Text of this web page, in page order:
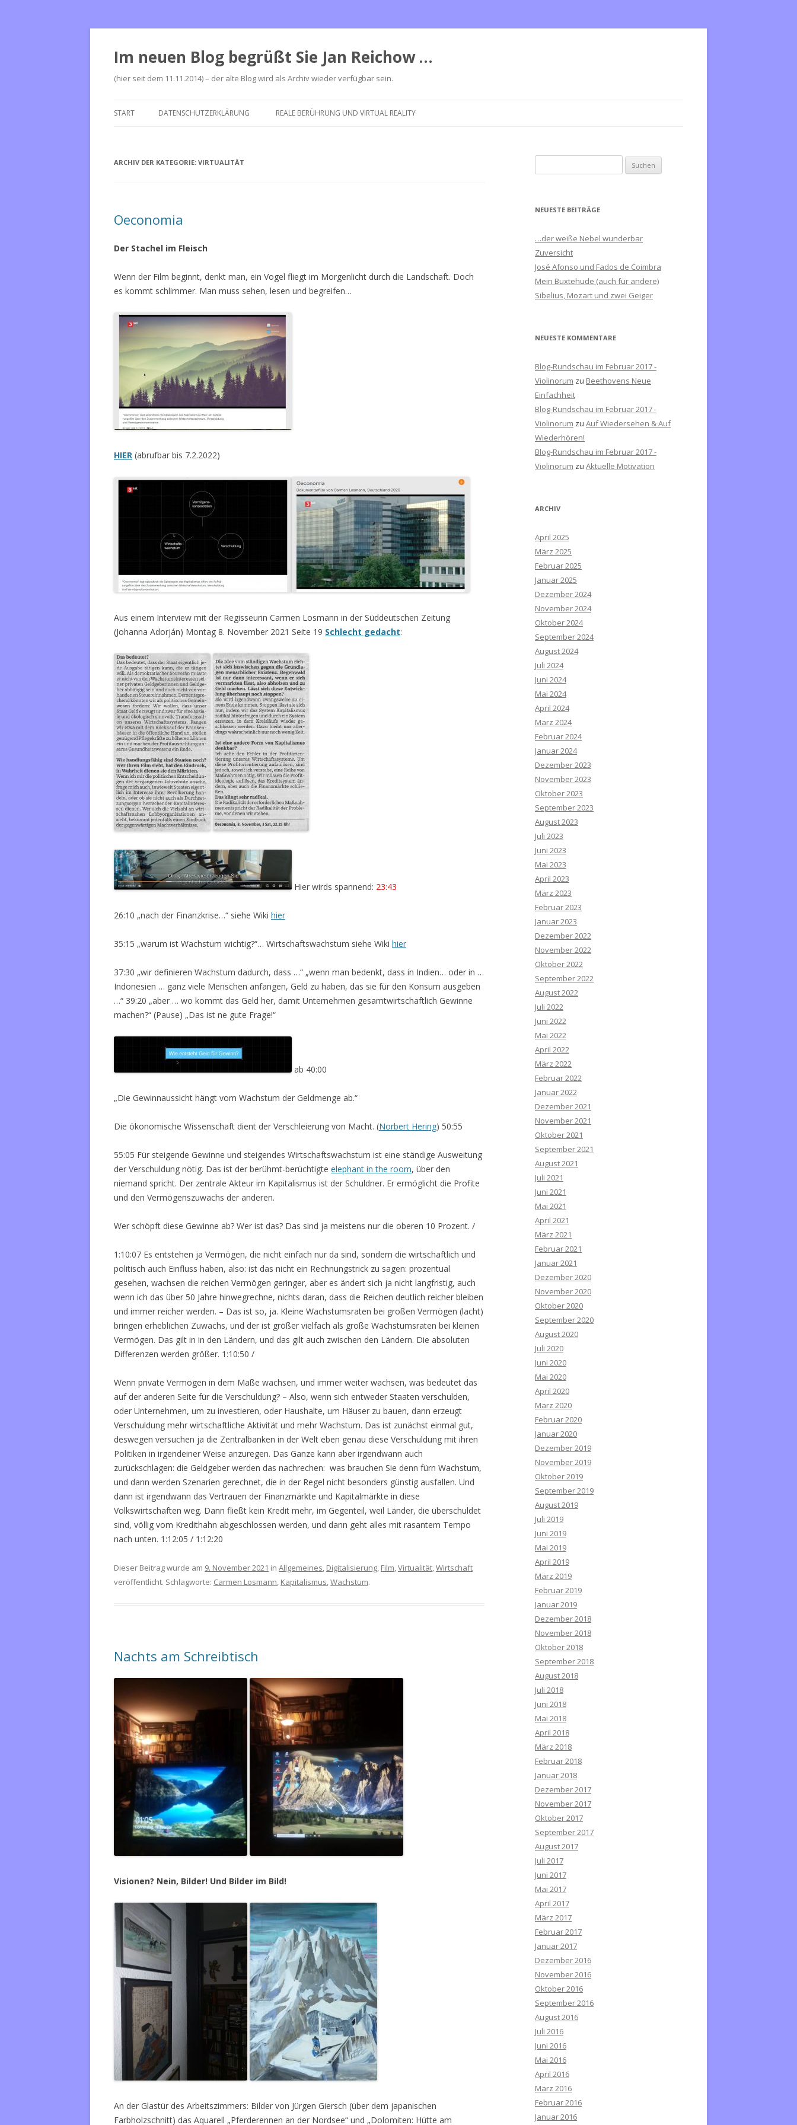
Im neuen Blog begrüßt Sie Jan Reichow …
(hier seit dem 11.11.2014) – der alte Blog wird als Archiv wieder verfügbar sein.
Inhalt
START DATENSCHUTZERKLÄRUNG REALE BERÜHRUNG UND VIRTUAL REALITY
ARCHIV DER KATEGORIE: VIRTUALITÄT
Oeconomia
Der Stachel im Fleisch
Wenn der Film beginnt, denkt man, ein Vogel fliegt im Morgenlicht durch die Landschaft. Doch
es kommt schlimmer. Man muss sehen, lesen und begreifen…
HIER (abrufbar bis 7.2.2022)
Aus einem Interview mit der Regisseurin Carmen Losmann in der Süddeutschen Zeitung
(Johanna Adorján) Montag 8. November 2021 Seite 19 Schlecht gedacht:
Hier wirds spannend: 23:43
26:10 „nach der Finanzkrise…“ siehe Wiki hier
35:15 „warum ist Wachstum wichtig?“… Wirtschaftswachstum siehe Wiki hier
37:30 „wir definieren Wachstum dadurch, dass …“ „wenn man bedenkt, dass in Indien… oder in …
Indonesien … ganz viele Menschen anfangen, Geld zu haben, das sie für den Konsum ausgeben
…“ 39:20 „aber … wo kommt das Geld her, damit Unternehmen gesamtwirtschaftlich Gewinne
machen?“ (Pause) „Das ist ne gute Frage!“
ab 40:00
„Die Gewinnaussicht hängt vom Wachstum der Geldmenge ab.“
Die ökonomische Wissenschaft dient der Verschleierung von Macht. (Norbert Hering) 50:55
55:05 Für steigende Gewinne und steigendes Wirtschaftswachstum ist eine ständige Ausweitung
der Verschuldung nötig. Das ist der berühmt-berüchtigte elephant in the room, über den
niemand spricht. Der zentrale Akteur im Kapitalismus ist der Schuldner. Er ermöglicht die Profite
und den Vermögenszuwachs der anderen.
Wer schöpft diese Gewinne ab? Wer ist das? Das sind ja meistens nur die oberen 10 Prozent. /
1:10:07 Es entstehen ja Vermögen, die nicht einfach nur da sind, sondern die wirtschaftlich und
politisch auch Einfluss haben, also: ist das nicht ein Rechnungstrick zu sagen: prozentual
gesehen, wachsen die reichen Vermögen geringer, aber es ändert sich ja nicht langfristig, auch
wenn ich das über 50 Jahre hinwegrechne, nichts daran, dass die Reichen deutlich reicher bleiben
und immer reicher werden. – Das ist so, ja. Kleine Wachstumsraten bei großen Vermögen (lacht)
bringen erheblichen Zuwachs, und der ist größer vielfach als große Wachstumsraten bei kleinen
Vermögen. Das gilt in in den Ländern, und das gilt auch zwischen den Ländern. Die absoluten
Differenzen werden größer. 1:10:50 /
Wenn private Vermögen in dem Maße wachsen, und immer weiter wachsen, was bedeutet das
auf der anderen Seite für die Verschuldung? – Also, wenn sich entweder Staaten verschulden,
oder Unternehmen, um zu investieren, oder Haushalte, um Häuser zu bauen, dann erzeugt
Verschuldung mehr wirtschaftliche Aktivität und mehr Wachstum. Das ist zunächst einmal gut,
deswegen versuchen ja die Zentralbanken in der Welt eben genau diese Verschuldung mit ihren
Politiken in irgendeiner Weise anzuregen. Das Ganze kann aber irgendwann auch
zurückschlagen: die Geldgeber werden das nachrechen: was brauchen Sie denn fürn Wachstum,
und dann werden Szenarien gerechnet, die in der Regel nicht besonders günstig ausfallen. Und
dann ist irgendwann das Vertrauen der Finanzmärkte und Kapitalmärkte in diese
Volkswirtschaften weg. Dann fließt kein Kredit mehr, im Gegenteil, weil Länder, die überschuldet
sind, völlig vom Kredithahn abgeschlossen werden, und dann geht alles mit rasantem Tempo
nach unten. 1:12:05 / 1:12:20
Dieser Beitrag wurde am 9. November 2021 in Allgemeines, Digitalisierung, Film,Virtualität,Wirtschaft
veröffentlicht. Schlagworte: Carmen Losmann, Kapitalismus,Wachstum.
Nachts am Schreibtisch
Visionen? Nein, Bilder! Und Bilder im Bild!
An der Glastür des Arbeitszimmers: Bilder von Jürgen Giersch (über dem japanischen
Farbholzschnitt) das Aquarell „Pferderennen an der Nordsee“ und „Dolomiten: Hütte am
u
h
n
a
c
h
NEUESTE BEITRÄGE
…der weiße Nebel wunderbar
Zuversicht
José Afonso und Fados de Coimbra
Mein Buxtehude (auch für andere)
Sibelius, Mozart und zwei Geiger
NEUESTE KOMMENTARE
Blog-Rundschau im Februar 2017 -
Violinorum zu Beethovens Neue
Einfachheit
Blog-Rundschau im Februar 2017 -
Violinorum zu Auf Wiedersehen & Auf
Wiederhören!
Blog-Rundschau im Februar 2017 -
Violinorum zu Aktuelle Motivation
ARCHIV
April 2025
März 2025
Februar 2025
Januar 2025
Dezember 2024
November 2024
Oktober 2024
September 2024
August 2024
Juli 2024
Juni 2024
Mai 2024
April 2024
März 2024
Februar 2024
Januar 2024
Dezember 2023
November 2023
Oktober 2023
September 2023
August 2023
Juli 2023
Juni 2023
Mai 2023
April 2023
März 2023
Februar 2023
Januar 2023
Dezember 2022
November 2022
Oktober 2022
September 2022
August 2022
Juli 2022
Juni 2022
Mai 2022
April 2022
März 2022
Februar 2022
Januar 2022
Dezember 2021
November 2021
Oktober 2021
September 2021
August 2021
Juli 2021
Juni 2021
Mai 2021
April 2021
März 2021
Februar 2021
Januar 2021
Dezember 2020
November 2020
Oktober 2020
September 2020
August 2020
Juli 2020
Juni 2020
Mai 2020
April 2020
März 2020
Februar 2020
Januar 2020
Dezember 2019
November 2019
Oktober 2019
September 2019
August 2019
Juli 2019
Juni 2019
Mai 2019
April 2019
März 2019
Februar 2019
Januar 2019
Dezember 2018
November 2018
Oktober 2018
September 2018
August 2018
Juli 2018
Juni 2018
Mai 2018
April 2018
März 2018
Februar 2018
Januar 2018
Dezember 2017
November 2017
Oktober 2017
September 2017
August 2017
Juli 2017
Juni 2017
Mai 2017
April 2017
März 2017
Februar 2017
Januar 2017
Dezember 2016
November 2016
Oktober 2016
September 2016
August 2016
Juli 2016
Juni 2016
Mai 2016
April 2016
März 2016
Februar 2016
Januar 2016